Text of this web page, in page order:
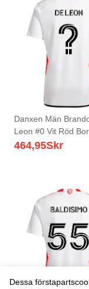
Danxen Män
Leon #0 Vit Röd
Matchtröjor 2025/26
464,95Skr
Dessa